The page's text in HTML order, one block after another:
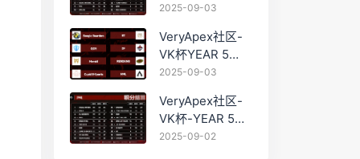
PRO训练赛
名积分：
2025-09-03
VeryApex社区-
VK杯YEAR 5
PRO训练赛
如图:
2025-09-03
VeryApex社区-
VK杯-YEAR 5
PRO训练赛
2025-09-02